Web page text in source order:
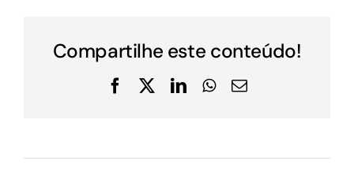
Compartilhe este conteúdo!
Facebook
X LinkedInWhatsApp
E-